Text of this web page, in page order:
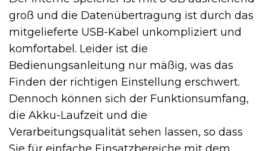
groß und die Datenübertragung ist durch das
mitgelieferte USB-Kabel unkompliziert und
komfortabel. Leider ist die
Bedienungsanleitung nur mäßig, was das
Finden der richtigen Einstellung erschwert.
Dennoch können sich der Funktionsumfang,
die Akku-Laufzeit und die
Verarbeitungsqualität sehen lassen, so dass